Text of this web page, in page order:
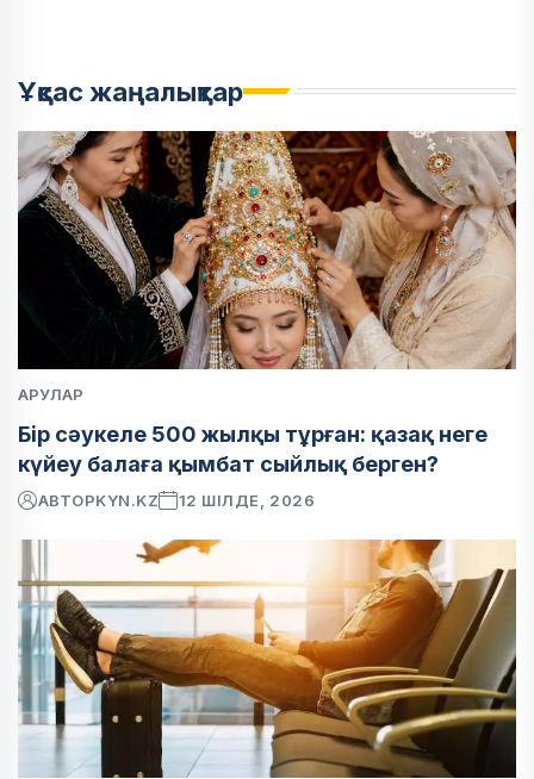
Ұқсас жаңалықтар
АРУЛАР
Бір сәукеле 500 жылқы тұрған: қазақ неге
күйеу балаға қымбат сыйлық берген?
АВТОРKYN.KZ 12 ШІЛДЕ, 2026